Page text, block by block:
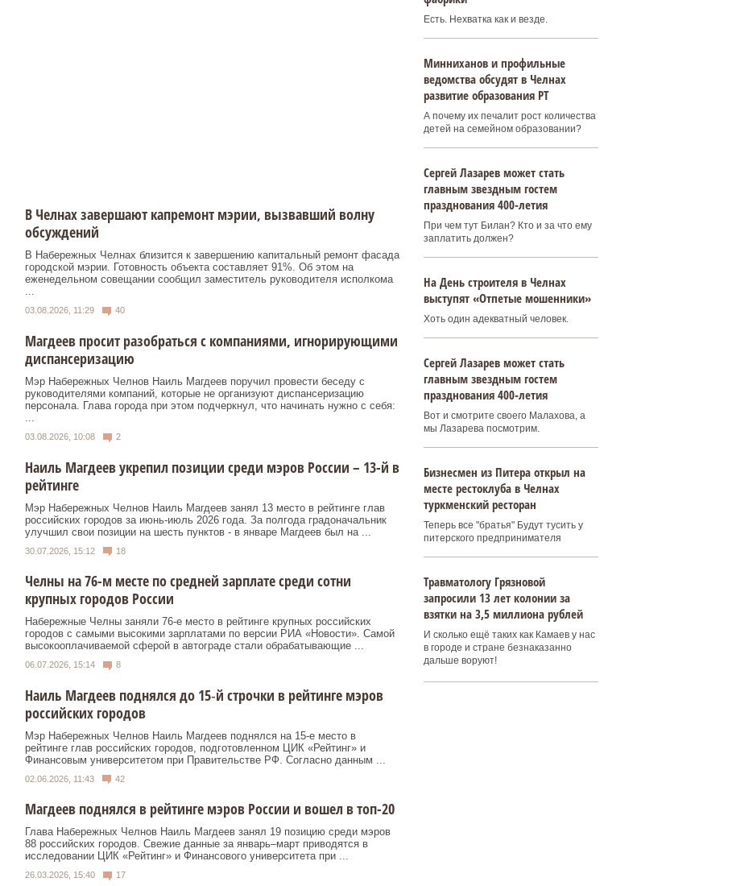
В Челнах завершают капремонт мэрии, вызвавший волну
обсуждений
В Набережных Челнах близится к завершению капитальный ремонт фасада
городской мэрии. Готовность объекта составляет 91%. Об этом на
еженедельном совещании сообщил заместитель руководителя исполкома
...
03.08.2026, 11:29 40
Магдеев просит разобраться с компаниями, игнорирующими
диспансеризацию
Мэр Набережных Челнов Наиль Магдеев поручил провести беседу с
руководителями компаний, которые не организуют диспансеризацию
персонала. Глава города при этом подчеркнул, что начинать нужно с себя:
03.08.2026, 10:08 2
Наиль Магдеев укрепил позиции среди мэров России – 13-й в
рейтинге
Мэр Набережных Челнов Наиль Магдеев занял 13 место в рейтинге глав
российских городов за июнь-июль 2026 года. За полгода градоначальник
улучшил свои позиции на шесть пунктов - в январе Магдеев был на ...
30.07.2026, 15:12 18
Челны на 76-м месте по средней зарплате среди сотни
крупных городов России
Набережные Челны заняли 76-е место в рейтинге крупных российских
городов с самыми высокими зарплатами по версии РИА «Новости». Самой
высокооплачиваемой сферой в автограде стали обрабатывающие ...
06.07.2026, 15:14 8
Наиль Магдеев поднялся до 15‑й строчки в рейтинге мэров
российских городов
Мэр Набережных Челнов Наиль Магдеев поднялся на 15‑е место в
рейтинге глав российских городов, подготовленном ЦИК «Рейтинг» и
Финансовым университетом при Правительстве РФ. Согласно данным ...
02.06.2026, 11:43 42
Магдеев поднялся в рейтинге мэров России и вошел в топ-20
Глава Набережных Челнов Наиль Магдеев занял 19 позицию среди мэров
88 российских городов. Свежие данные за январь–март приводятся в
исследовании ЦИК «Рейтинг» и Финансового университета при ...
26.03.2026, 15:40 17
Есть. Нехватка как и везде.
Минниханов и профильные
ведомства обсудят в Челнах
развитие образования РТ
А почему их печалит рост количества
детей на семейном образовании?
Сергей Лазарев может стать
главным звездным гостем
празднования 400‑летия
При чем тут Билан? Кто и за что ему
заплатить должен?
На День строителя в Челнах
выступят «Отпетые мошенники»
Хоть один адекватный человек.
Сергей Лазарев может стать
главным звездным гостем
празднования 400‑летия
Вот и смотрите своего Малахова, а
мы Лазарева посмотрим.
Бизнесмен из Питера открыл на
месте рестоклуба в Челнах
туркменский ресторан
Теперь все "братья" Будут тусить у
питерского предпринимателя
Травматологу Грязновой
запросили 13 лет колонии за
взятки на 3,5 миллиона рублей
И сколько ещё таких как Камаев у нас
в городе и стране безнаказанно
дальше воруют!